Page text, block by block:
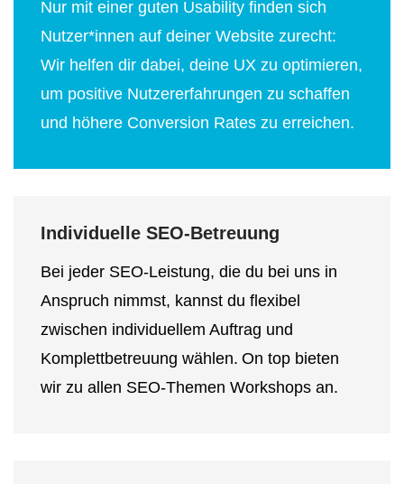
Nur mit einer guten Usability finden sich
Nutzer*innen auf deiner Website zurecht:
Wir helfen dir dabei, deine UX zu optimieren,
um positive Nutzererfahrungen zu schaffen
und höhere Conversion Rates zu erreichen.
Individuelle SEO-Betreuung
Bei jeder SEO-Leistung, die du bei uns in
Anspruch nimmst, kannst du flexibel
zwischen individuellem Auftrag und
Komplettbetreuung wählen. On top bieten
wir zu allen SEO-Themen Workshops an.